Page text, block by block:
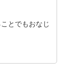
とでもおなじ